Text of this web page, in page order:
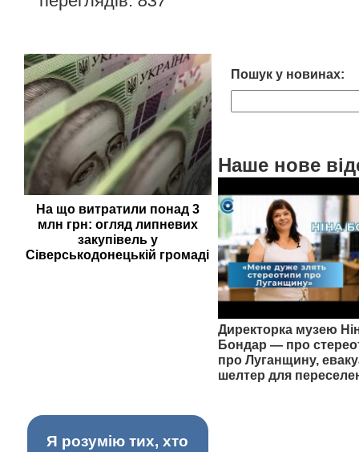
На що витратили понад 3
млн грн: огляд липневих
закупівель у
Сіверськодонецькій громаді
Пошук у новинах:
Наше нове
Директорка музею
Бондар — про
про Луганщину,
шелтер для
Я розумію тих, хто